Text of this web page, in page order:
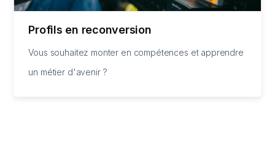
Profils en reconversion
Vous souhaitez monter en compétences et apprendre
un métier d'avenir ?